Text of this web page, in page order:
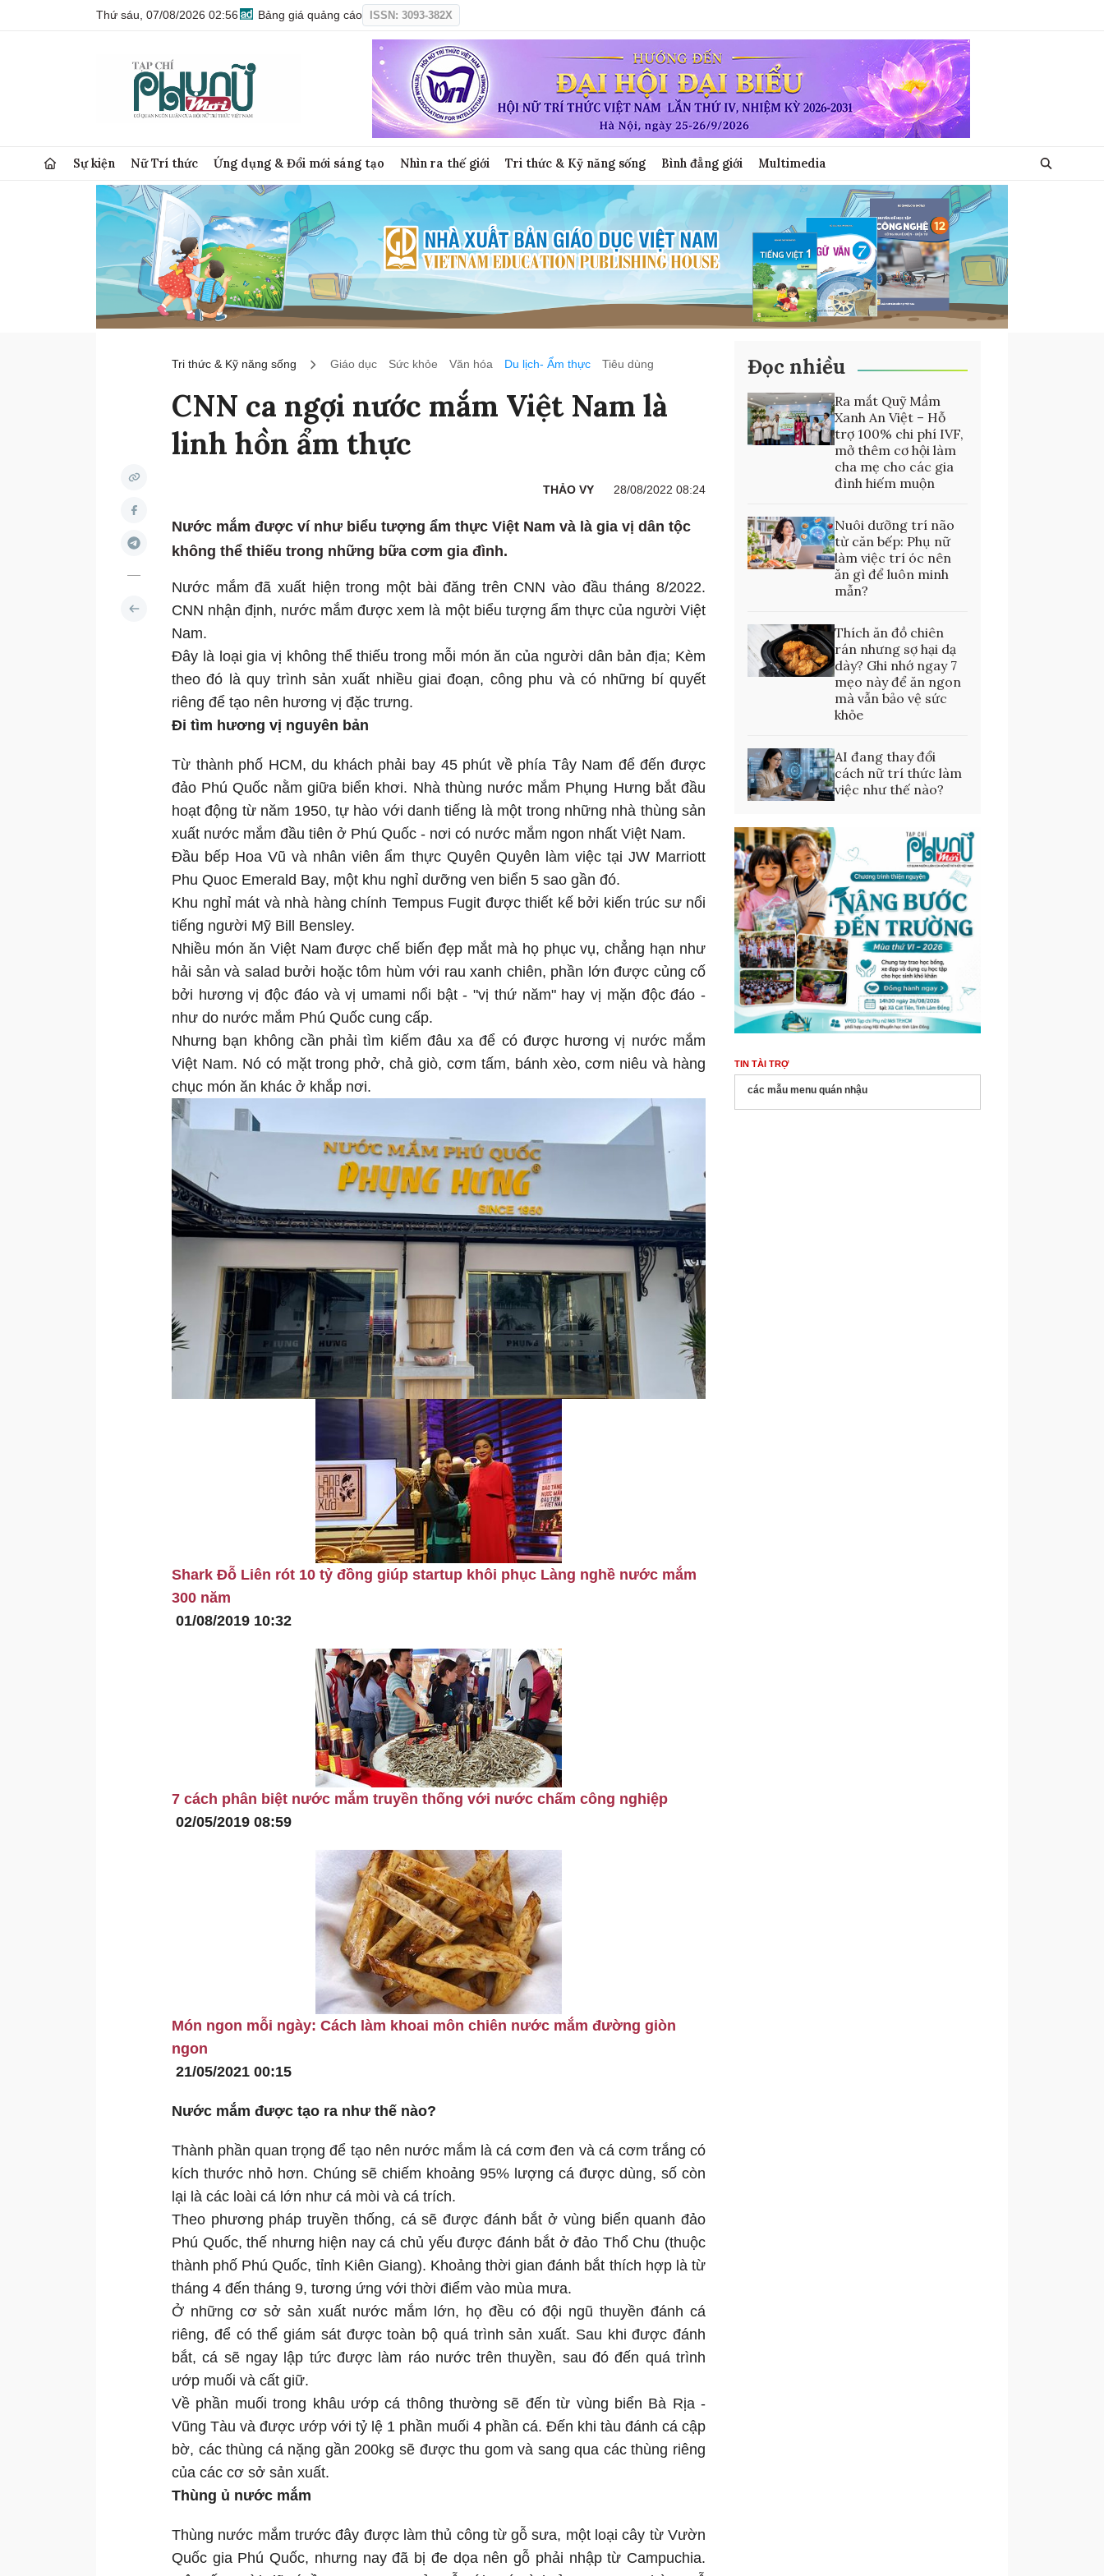
Thứ sáu, 07/08/2026 02:56 Bảng giá quảng cáo ISSN: 3093-382X
Sự kiện Nữ Trí thức Ứng dụng & Đổi mới sáng tạo Nhìn ra thế giới Tri thức & Kỹ năng sống Bình đẳng giới Multimedia
Tri thức & Kỹ năng sống Giáo dục Sức khỏe Văn hóa Du lịch- Ẩm thực Tiêu dùng
CNN ca ngợi nước mắm Việt Nam là
linh hồn ẩm thực
THẢO VY 28/08/2022 08:24
Nước mắm được ví như biểu tượng ẩm thực Việt Nam và là gia vị dân tộc
không thể thiếu trong những bữa cơm gia đình.
Nước mắm đã xuất hiện trong một bài đăng trên CNN vào đầu tháng 8/2022.
CNN nhận định, nước mắm được xem là một biểu tượng ẩm thực của người Việt
Nam.
Đây là loại gia vị không thể thiếu trong mỗi món ăn của người dân bản địa; Kèm
theo đó là quy trình sản xuất nhiều giai đoạn, công phu và có những bí quyết
riêng để tạo nên hương vị đặc trưng.
Đi tìm hương vị nguyên bản
Từ thành phố HCM, du khách phải bay 45 phút về phía Tây Nam để đến được
đảo Phú Quốc nằm giữa biển khơi. Nhà thùng nước mắm Phụng Hưng bắt đầu
hoạt động từ năm 1950, tự hào với danh tiếng là một trong những nhà thùng sản
xuất nước mắm đầu tiên ở Phú Quốc - nơi có nước mắm ngon nhất Việt Nam.
Đầu bếp Hoa Vũ và nhân viên ẩm thực Quyên Quyên làm việc tại JW Marriott
Phu Quoc Emerald Bay, một khu nghỉ dưỡng ven biển 5 sao gần đó.
Khu nghỉ mát và nhà hàng chính Tempus Fugit được thiết kế bởi kiến trúc sư nổi
tiếng người Mỹ Bill Bensley.
Nhiều món ăn Việt Nam được chế biến đẹp mắt mà họ phục vụ, chẳng hạn như
hải sản và salad bưởi hoặc tôm hùm với rau xanh chiên, phần lớn được củng cố
bởi hương vị độc đáo và vị umami nổi bật - "vị thứ năm" hay vị mặn độc đáo -
như do nước mắm Phú Quốc cung cấp.
Nhưng bạn không cần phải tìm kiếm đâu xa để có được hương vị nước mắm
Việt Nam. Nó có mặt trong phở, chả giò, cơm tấm, bánh xèo, cơm niêu và hàng
chục món ăn khác ở khắp nơi.
Shark Đỗ Liên rót 10 tỷ đồng giúp startup khôi phục Làng nghề nước mắm
300 năm
01/08/2019 10:32
7 cách phân biệt nước mắm truyền thống với nước chấm công nghiệp
02/05/2019 08:59
Món ngon mỗi ngày: Cách làm khoai môn chiên nước mắm đường giòn
ngon
21/05/2021 00:15
Nước mắm được tạo ra như thế nào?
Thành phần quan trọng để tạo nên nước mắm là cá cơm đen và cá cơm trắng có
kích thước nhỏ hơn. Chúng sẽ chiếm khoảng 95% lượng cá được dùng, số còn
lại là các loài cá lớn như cá mòi và cá trích.
Theo phương pháp truyền thống, cá sẽ được đánh bắt ở vùng biển quanh đảo
Phú Quốc, thế nhưng hiện nay cá chủ yếu được đánh bắt ở đảo Thổ Chu (thuộc
thành phố Phú Quốc, tỉnh Kiên Giang). Khoảng thời gian đánh bắt thích hợp là từ
tháng 4 đến tháng 9, tương ứng với thời điểm vào mùa mưa.
Ở những cơ sở sản xuất nước mắm lớn, họ đều có đội ngũ thuyền đánh cá
riêng, để có thể giám sát được toàn bộ quá trình sản xuất. Sau khi được đánh
bắt, cá sẽ ngay lập tức được làm ráo nước trên thuyền, sau đó đến quá trình
ướp muối và cất giữ.
Về phần muối trong khâu ướp cá thông thường sẽ đến từ vùng biển Bà Rịa -
Vũng Tàu và được ướp với tỷ lệ 1 phần muối 4 phần cá. Đến khi tàu đánh cá cập
bờ, các thùng cá nặng gần 200kg sẽ được thu gom và sang qua các thùng riêng
của các cơ sở sản xuất.
Thùng ủ nước mắm
Thùng nước mắm trước đây được làm thủ công từ gỗ sưa, một loại cây từ Vườn
Quốc gia Phú Quốc, nhưng nay đã bị đe dọa nên gỗ phải nhập từ Campuchia.
Đọc nhiều
Ra mắt Quỹ Mầm
Xanh An Việt – Hỗ
trợ 100% chi phí IVF,
mở thêm cơ hội làm
cha mẹ cho các gia
đình hiếm muộn
Nuôi dưỡng trí não
từ căn bếp: Phụ nữ
làm việc trí óc nên
ăn gì để luôn minh
mẫn?
Thích ăn đồ chiên
rán nhưng sợ hại dạ
dày? Ghi nhớ ngay 7
mẹo này để ăn ngon
mà vẫn bảo vệ sức
khỏe
AI đang thay đổi
cách nữ trí thức làm
việc như thế nào?
TIN TÀI TRỢ
các mẫu menu quán nhậu